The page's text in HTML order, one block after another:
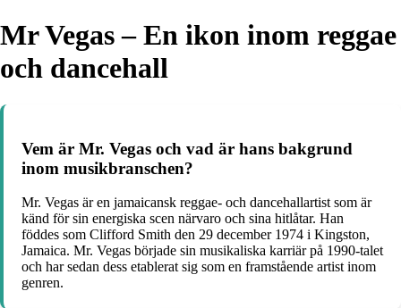
Mr Vegas – En ikon inom reggae
och dancehall
Vem är Mr. Vegas och vad är hans bakgrund
inom musikbranschen?
Mr. Vegas är en jamaicansk reggae- och dancehallartist som är
känd för sin energiska scen närvaro och sina hitlåtar. Han
föddes som Clifford Smith den 29 december 1974 i Kingston,
Jamaica. Mr. Vegas började sin musikaliska karriär på 1990-talet
och har sedan dess etablerat sig som en framstående artist inom
genren.